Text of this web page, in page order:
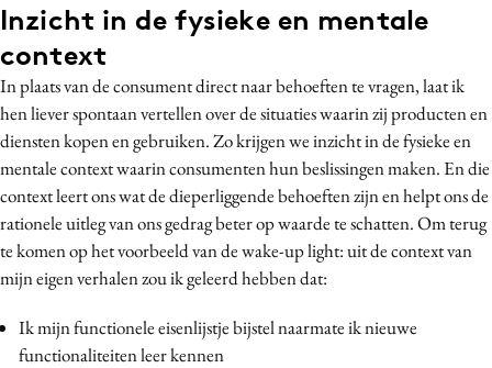
Inzicht in de fysieke en mentale
context
In plaats van de consument direct naar behoeften te vragen, laat ik
hen liever spontaan vertellen over de situaties waarin zij producten en
diensten kopen en gebruiken. Zo krijgen we inzicht in de fysieke en
mentale context waarin consumenten hun beslissingen maken. En die
context leert ons wat de dieperliggende behoeften zijn en helpt ons de
rationele uitleg van ons gedrag beter op waarde te schatten. Om terug
te komen op het voorbeeld van de wake-up light: uit de context van
mijn eigen verhalen zou ik geleerd hebben dat:
Ik mijn functionele eisenlijstje bijstel naarmate ik nieuwe
functionaliteiten leer kennen